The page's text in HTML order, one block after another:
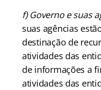
f) Governo e suas
suas agências
destinação de
atividades das
de informações a
atividades das